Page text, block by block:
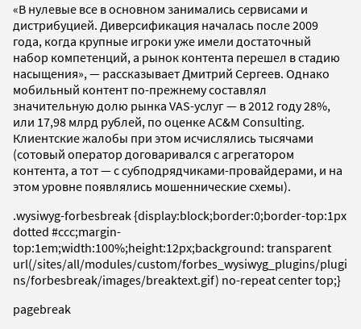
«В нулевые все в основном занимались сервисами и
дистрибуцией. Диверсификация началась после 2009
года, когда крупные игроки уже имели достаточный
набор компетенций, а рынок контента перешел в стадию
насыщения», — рассказывает Дмитрий Сергеев. Однако
мобильный контент по-прежнему составлял
значительную долю рынка VAS-услуг — в 2012 году 28%,
или 17,98 млрд рублей, по оценке AC&M Consulting.
Клиентские жалобы при этом исчислялись тысячами
(сотовый оператор договаривался с агрегатором
контента, а тот — с субподрядчиками-провайдерами, и на
этом уровне появлялись мошеннические схемы).
.wysiwyg-forbesbreak {display:block;border:0;border-top:1px
dotted #ccc;margin-
top:1em;width:100%;height:12px;background: transparent
url(/sites/all/modules/custom/forbes_wysiwyg_plugins/plugi
ns/forbesbreak/images/breaktext.gif) no-repeat center top;}
pagebreak